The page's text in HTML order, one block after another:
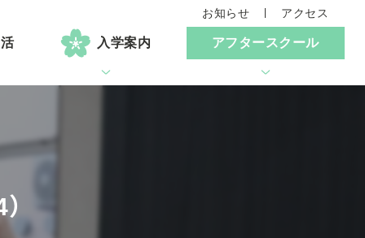
入学案内 アフタースクール
お知らせ アクセス